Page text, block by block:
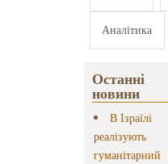
Аналітика
Останні
новини
В Ізраїлі
реалізують
гуманітарний